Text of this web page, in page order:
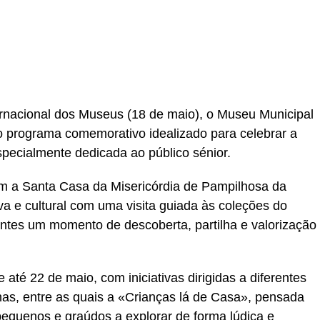
dos Museus (18 de maio), o Museu Municipal
comemorativo idealizado para celebrar a
dedicada ao público sénior.
a Santa Casa da Misericórdia de Pampilhosa da
e cultural com uma visita guiada às coleções do
um momento de descoberta, partilha e valorização
até 22 de maio, com iniciativas dirigidas a diferentes
entre as quais a «Crianças lá de Casa», pensada
e graúdos a explorar de forma lúdica e